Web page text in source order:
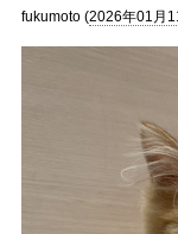
fukumoto (2026年01月